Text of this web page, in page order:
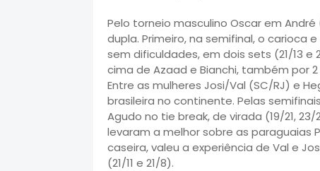
Pelo torneio masculino Oscar em
dupla. Primeiro, na semifinal, o carioca
sem dificuldades, em dois sets (21/13
cima de Azaad e Bianchi, também por 2
Entre as mulheres Josi/Val (SC/RJ) e
brasileira no continente. Pelas
Agudo no tie break, de virada (19/21,
levaram a melhor sobre as paraguaias
caseira, valeu a experiência de Val e
(21/11 e 21/8).